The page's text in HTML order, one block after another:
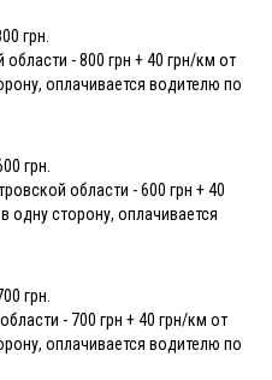
грн.
- 800 грн + 40 грн/км от
оплачивается водителю по
грн.
области - 600 грн + 40
одну сторону, оплачивается
грн.
- 700 грн + 40 грн/км от
оплачивается водителю по